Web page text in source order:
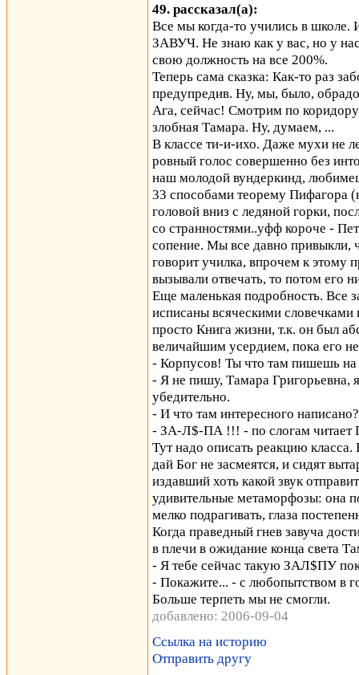
49. рассказал(а):
Все мы когда-то учились в школе.
ЗАВУЧ. Не знаю как у вас, но у
свою должность на все 200%.
Теперь сама сказка: Как-то раз
предупредив. Ну, мы, было,
Ага, сейчас! Смотрим по
злобная Тамара. Ну, думаем, ...
В классе ти-и-ихо. Даже мухи не
ровный голос совершенно без
наш молодой вундеркинд,
33 способами теорему Пифагора
головой вниз с ледяной горки,
со странностями..уфф короче -
сопение. Мы все давно привыкли,
говорит училка, впрочем к этому
вызывали отвечать, то потом его
Еще маленькая подробность. Все
исписаны всяческими
просто Книга жизни, т.к. он был
величайшим усердием, пока его
- Корпусов! Ты что там пишешь на
- Я не пишу, Тамара Григорьевна,
убедительно.
- И что там интересного
- ЗА-Л$-ПА !!! - по слогам читает
Тут надо описать реакцию
дай Бог не засмеятся, и сидят
издавший хоть какой звук
удивительные метаморфозы: она
мелко подрагивать, глаза
Когда праведный гнев завуча
в плечи в ожидание конца света
- Я тебе сейчас такую ЗАЛ$ПУ
- Покажите... - с любопытством в
Больше терпеть мы не смогли.
добавлено: 2006-09-04
Ссылка на историю
Отправить другу